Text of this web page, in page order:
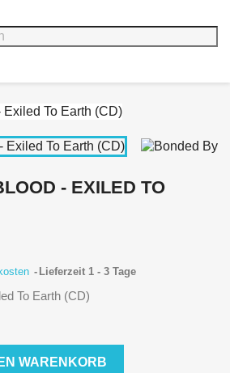
- EXILED TO
Lieferzeit 1 - 3 Tage
To Earth (CD)
WARENKORB